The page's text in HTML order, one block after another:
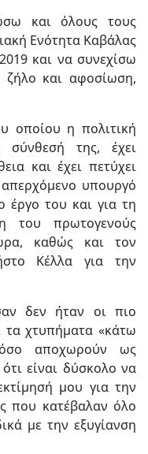
και όλους τους
Ενότητα Καβάλας
και να συνεχίσω
και αφοσίωση,
οποίου η πολιτική
της, έχει
και έχει πετύχει
υπουργό
έργο του και για τη
του πρωτογενούς
καθώς και τον
Κέλλα για την
δεν ήταν οι πιο
τα χτυπήματα «κάτω
αποχωρούν ως
είναι δύσκολο να
μου για την
που κατέβαλαν όλο
με την εξυγίανση